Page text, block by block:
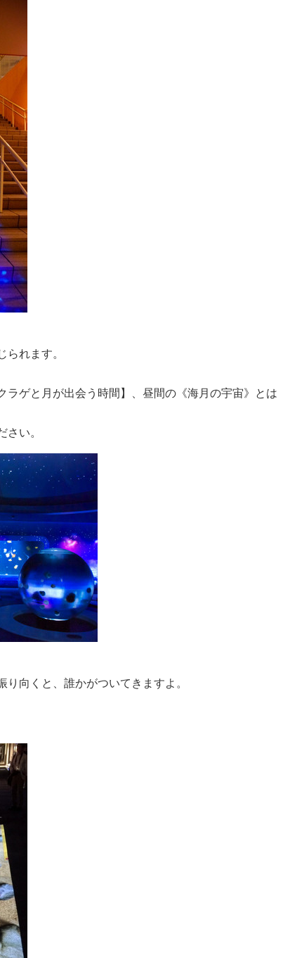
れます。
ラゲと月が出会う時間】、昼間の《海月の宇宙》とは
い。
向くと、誰かがついてきますよ。